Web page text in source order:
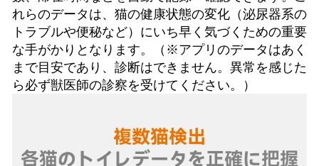
れらのデータは、猫の健康状態の変化（泌尿器系の
トラブルや便秘など）にいち早く気づくための重要
な手がかりとなります。（※アプリのデータはあく
まで目安であり、診断はできません。異常を感じた
ら必ず獣医師の診察を受けてください。）